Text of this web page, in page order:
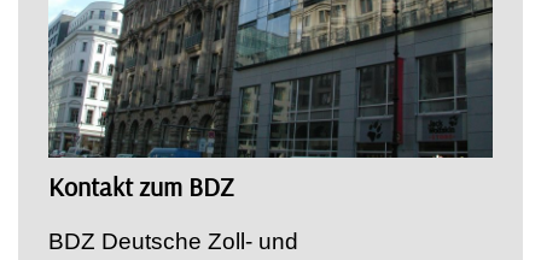
Kontakt zum BDZ
BDZ Deutsche Zoll- und